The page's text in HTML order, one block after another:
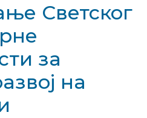
Светског
за
на